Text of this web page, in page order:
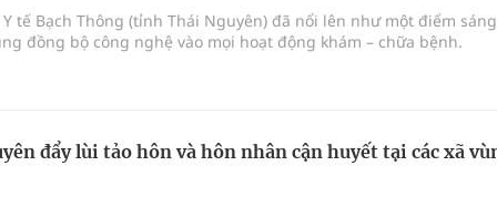
tế Bạch Thông (tỉnh Thái Nguyên) đã nổi lên như một điểm sáng
đồng bộ công nghệ vào mọi hoạt động khám – chữa bệnh.
đẩy lùi tảo hôn và hôn nhân cận huyết tại các xã